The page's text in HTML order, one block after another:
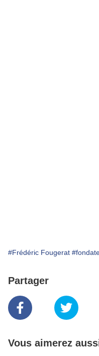
#Frédéric Fougerat
Partager
Vous aimerez